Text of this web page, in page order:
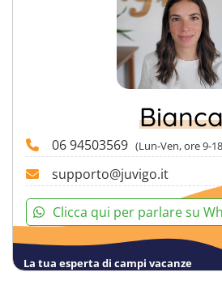
06 94503569 (Lun-Ven, ore 9-
supporto@juvigo.it
Clicca qui per parlare su
La tua esperta di campi vacanze